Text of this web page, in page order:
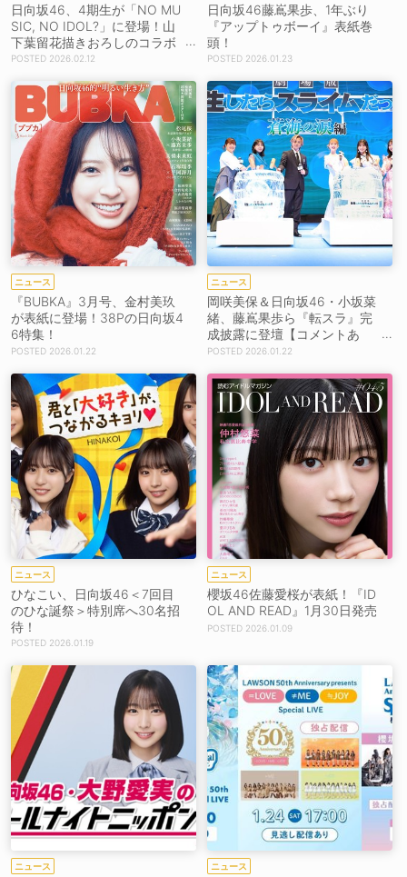
日向坂46、4期生が「NO MU
SIC, NO IDOL?」に登場！山
下葉留花描きおろしのコラボ
ポスター解禁
2026.02.12
日向坂46藤嶌果歩、1年ぶり
『アップトゥボーイ』表紙巻
頭！
2026.01.23
ニュース
『BUBKA』3月号、金村美玖
が表紙に登場！38Pの日向坂4
6特集！
2026.01.22
ニュース
岡咲美保＆日向坂46・小坂菜
緒、藤嶌果歩ら『転スラ』完
成披露に登壇【コメントあ
り】
2026.01.22
ニュース
ひなこい、日向坂46＜7回目
のひな誕祭＞特別席へ30名招
待！
2026.01.19
ニュース
櫻坂46佐藤愛桜が表紙！『ID
OL AND READ』1月30日発売
2026.01.09
ニュース ニュース